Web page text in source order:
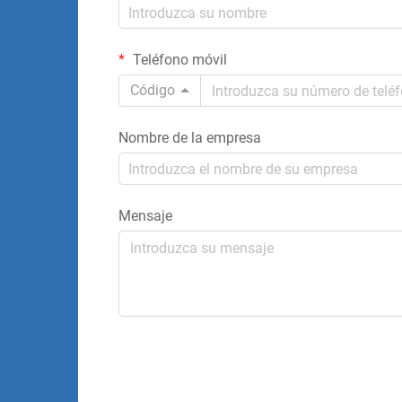
Teléfono móvil
Código
Nombre de la empresa
Mensaje